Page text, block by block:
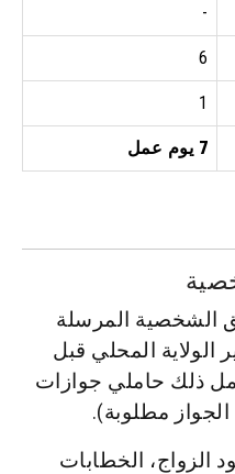
-
6
1
7 يوم عمل
الشخصية المرسلة
المحلي قبل
ذلك حاملي جوازات
مطلوبة).
الزواج، الخطابات